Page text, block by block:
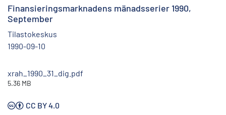
Finansieringsmarknadens mänadsserier 1990,
September
Tilastokeskus
1990-09-10
xrah_1990_31_dig.pdf
5.36 MB
CC BY 4.0